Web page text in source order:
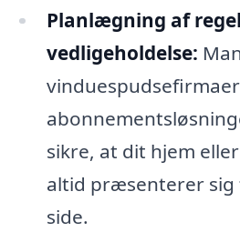
Planlægning af
vedligeholdelse:
sikre, at dit hjem
altid præsenterer sig
side.